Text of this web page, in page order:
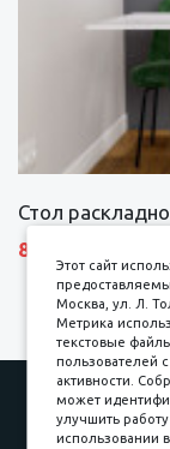
Стол
8690 р.
Наши
Доставка и
Этот сайт
Москва, ул. Л.
Метрика
текстовые
пользователей
активности.
может
улучшить
использовании